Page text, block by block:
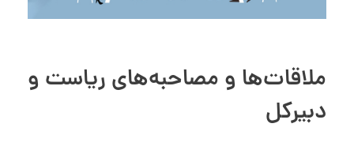
ملاقات‌ها و مصاحبه‌های ریاست و
دبیرکل